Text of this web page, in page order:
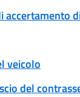
accertamento
veicolo
del